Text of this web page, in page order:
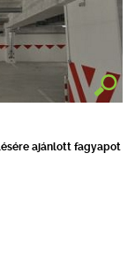
ajánlott fagyapot